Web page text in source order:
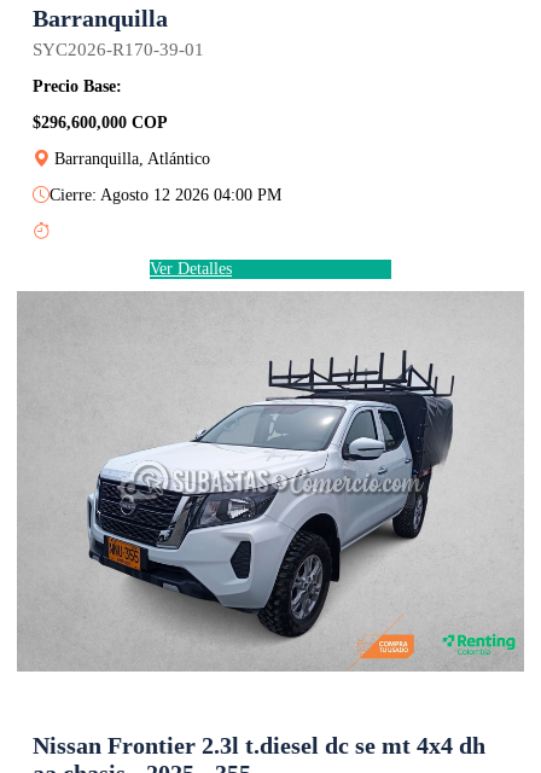
Barranquilla
SYC2026-R170-39-01
Precio Base:
$296,600,000 COP
Barranquilla, Atlántico
Cierre: Agosto 12 2026 04:00 PM
Ver Detalles
Nissan Frontier 2.3l t.diesel dc se mt 4x4 dh